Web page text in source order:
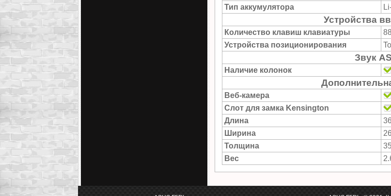
Тип аккумулятора
Устройства
Количество клавиш клавиатуры
Устройства позиционирования
Звук
Наличие колонок
Веб-камера
Слот для замка Kensington
Длина
Ширина
Толщина
Вес